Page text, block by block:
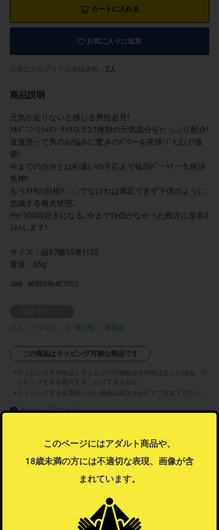
カートに入れる
お気に入りに追加
お気に入りアイテム登録者数： 2人
商品説明
元気が足りないと感じる男性必見!
ｱﾙｷﾞﾆﾝ･ｼﾄﾙﾘﾝ･ｻｿﾘなど21種類の元気成分をたっぷり配合!
直接塗って男のお悩みに驚きのﾊﾟﾜーを発揮!ﾌﾞﾁ上げ!激
硬!
今までの自分とは桁違いの手応えで毎回ﾊﾟーﾄﾅーを絶頂
失神!
もうｱﾅﾀの巨根ﾁ〇〇でなければ満足できず下僕のように
忠誠する雌犬状態｡
Hが100培好きになる｡今まで自信がなかった殿方に是非ｵ
ｽｽﾒします!
サイズ：縦87横55奥行35
重量：65g
JAN 4589936427953
大人（アダルト） ＞ 秘宝館 ＞ 新商品
この商品はラッピング可能な商品です
ラッピング不可商品とラッピング可能商品を同時注文した場合、ラ
ッピングするを選択することはできません。
ラッピングするを選択したい場合は注文を分けてご注文ください。
？ ラッピングについて
イラストレ
アダルトグ
このページにはアダルト商品や、
18歳未満の方には不適切な表現、画像が含
まれています。